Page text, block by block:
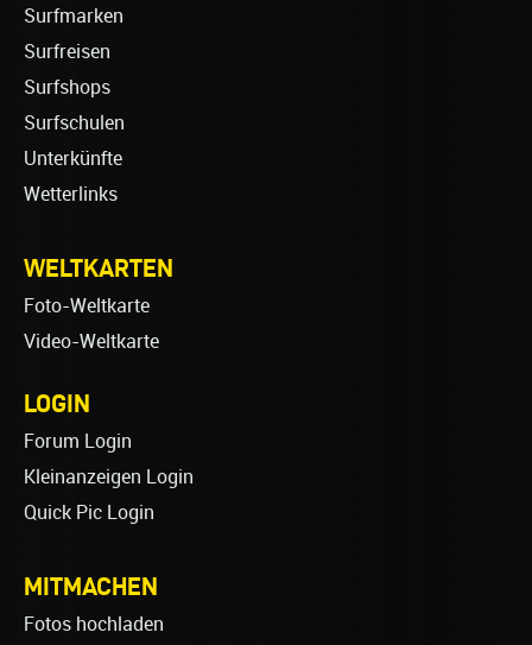
Surfmarken
Surfreisen
Surfshops
Surfschulen
Unterkünfte
Wetterlinks
WELTKARTEN
Foto-Weltkarte
Video-Weltkarte
LOGIN
Forum Login
Kleinanzeigen Login
Quick Pic Login
MITMACHEN
Fotos hochladen